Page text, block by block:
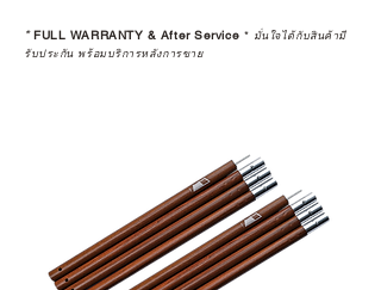
*FULL WARRANTY & After Service * มั่นใจได้กับสินค้ามี
รับประกัน พร้อมบริการหลังการขาย